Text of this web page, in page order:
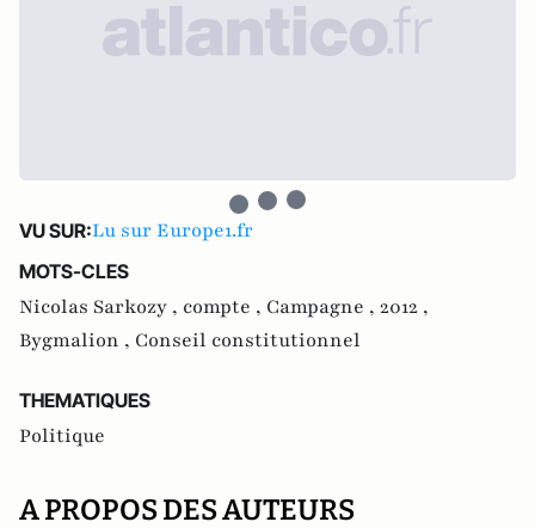
VU SUR:Lu sur Europe1.fr
MOTS-CLES
Nicolas Sarkozy , compte , Campagne , 2012 ,
Bygmalion , Conseil constitutionnel
THEMATIQUES
Politique
A PROPOS DES AUTEURS